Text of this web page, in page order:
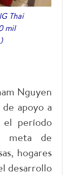
Thai
mil
Nguyen
apoyo a
el período
meta de
hogares
desarrollo